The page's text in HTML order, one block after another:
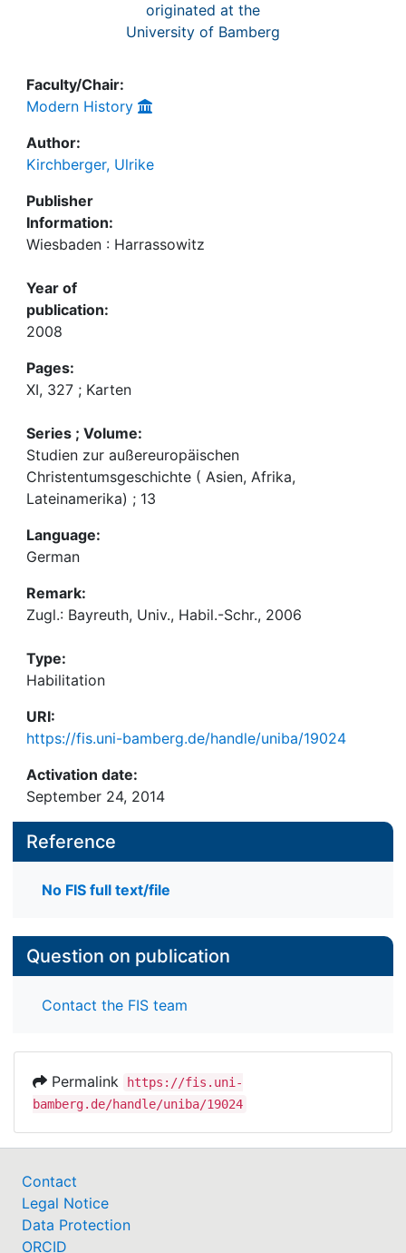
originated at the
University of Bamberg
Faculty/Chair:
Modern History
Author:
Kirchberger, Ulrike
Publisher
Information:
Wiesbaden : Harrassowitz
Year of
publication:
2008
Pages:
XI, 327 ; Karten
Series ; Volume:
Studien zur außereuropäischen
Christentumsgeschichte ( Asien, Afrika,
Lateinamerika) ; 13
Language:
German
Remark:
Zugl.: Bayreuth, Univ., Habil.-Schr., 2006
Type:
Habilitation
URI:
https://fis.uni-bamberg.de/handle/uniba/19024
Activation date:
September 24, 2014
Reference
No FIS full text/file
Question on publication
Contact the FIS team
Permalink
https://fis.uni-
bamberg.de/handle/uniba/19024
Contact
Legal Notice
Data Protection
ORCID